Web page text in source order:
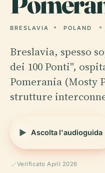
BRESLAVIA POLAND
Breslavia, spesso
dei 100 Ponti",
Pomerania (Mosty
strutture
Ascolta l'audioguida
Verificato April 2026